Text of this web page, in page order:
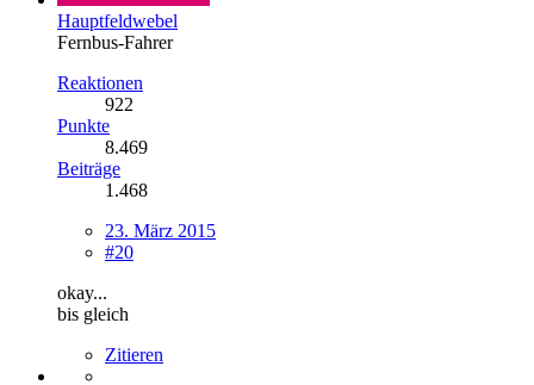
Hauptfeldwebel
Fernbus-Fahrer
Reaktionen
922
Punkte
8.469
Beiträge
1.468
23. März 2015
#20
okay...
bis gleich
Zitieren